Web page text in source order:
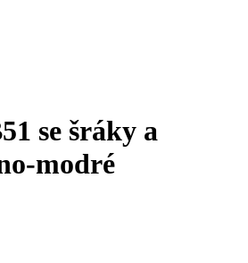
se šráky a
modré